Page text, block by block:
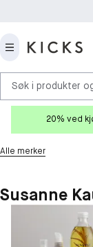
Søk i produkter
20% ved
Alle merker
Susanne